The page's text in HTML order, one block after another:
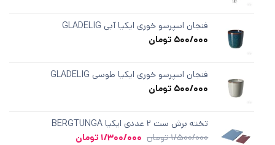
فنجان اسپرسو خوری ایکیا آبی GLADELIG
500/000 تومان
فنجان اسپرسو خوری ایکیا طوسی GLADELIG
500/000 تومان
تخته برش ست ۲ عددی ایکیا BERGTUNGA
1/500/000 تومان قیمت
1/300/000 تومان